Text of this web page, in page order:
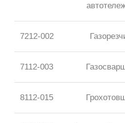
7212-002
7112-003
8112-015